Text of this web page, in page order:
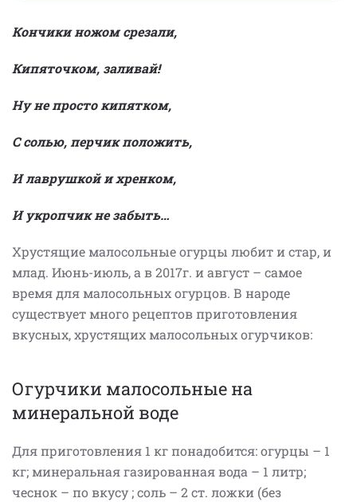
Кончики ножом срезали,
Кипяточком, заливай!
Ну не просто кипятком,
С солью, перчик положить,
И лаврушкой и хренком,
И укропчик не забыть…
Хрустящие малосольные огурцы любит и стар, и
млад. Июнь-июль, а в 2017г. и август – самое
время для малосольных огурцов. В народе
существует много рецептов приготовления
вкусных, хрустящих малосольных огурчиков:
Огурчики малосольные на
минеральной воде
Для приготовления 1 кг понадобится: огурцы – 1
кг; минеральная газированная вода – 1 литр;
чеснок – по вкусу ; соль – 2 ст. ложки (без